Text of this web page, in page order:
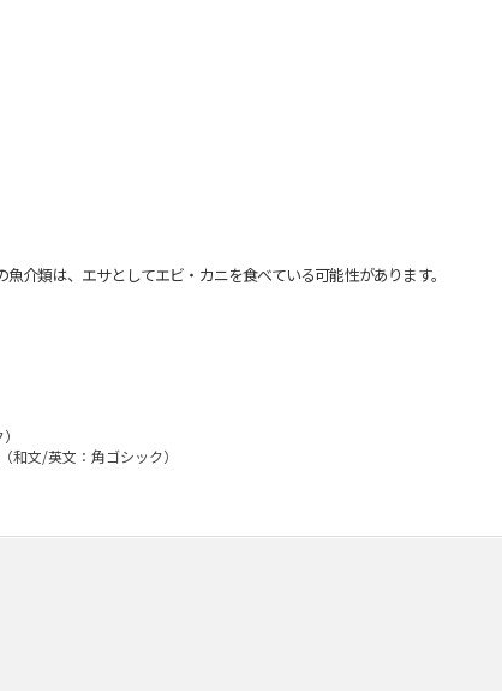
類は、エサとしてエビ・カニを食べている可能性があります。
和文/英文：角ゴシック）